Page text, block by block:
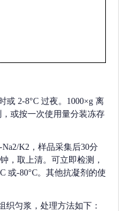
或 2-8°C 过夜。1000×g 离
或按一次使用量分装冻存
Na2/K2，样品采集后30分
，取上清。可立即检测，
或-80°C。其他抗凝剂的使
织匀浆，处理方法如下：